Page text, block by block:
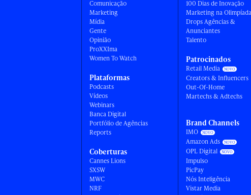
Comunicação
Marketing
Mídia
Gente
Opinião
ProXXIma
Women To Watch
Plataformas
Podcasts
Vídeos
Webinars
Banca Digital
Portfólio de Agências
Reports
Coberturas
Cannes Lions
SXSW
MWC
NRF
100 Dias de Inovação
Marketing na Olimpíada
Drops Agências &
Anunciantes
Talento
Patrocinados
Retail Media
Creators & Influencers
Out-Of-Home
Martechs & Adtechs
Brand Channels
IMO
Amazon Ads
OPL Digital
Impulso
PicPay
Nós Inteligência
Vistar Media